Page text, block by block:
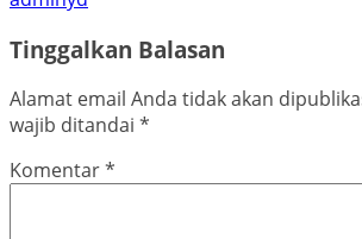
Tinggalkan Balasan
Alamat email Anda tidak akan
wajib ditandai *
Komentar*